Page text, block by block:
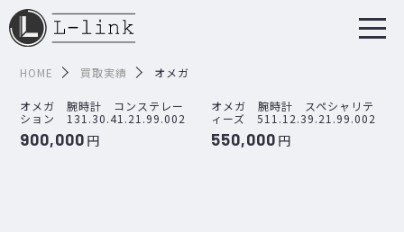
HOME 買取実績 オメガ
オメガ 腕時計 コンステレー
ション 131.30.41.21.99.002
900,000 円
オメガ 腕時計 スペシャリテ
ィーズ 511.12.39.21.99.002
550,000 円